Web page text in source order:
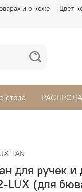
и о коже Цвет
стола
TAN
для ручек и
LUX (для